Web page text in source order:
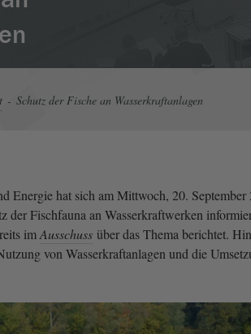
Schutz der Fische an Wasserkraftanlagen
Energie hat sich am Mittwoch, 20. September
der Fischfauna an Wasserkraftwerken
imAusschuss über das Thema berichtet.
von Wasserkraftanlagen und die